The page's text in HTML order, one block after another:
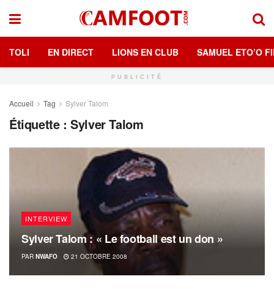
TOLI EN DIRECT LIONS EN CLUB SAMUEL ETO’O
PUBLICITÉ
Accueil Tag Sylver Talom
Étiquette :Sylver Talom
INTERVIEW
Sylver Talom : « Le football est un don »
PAR NWAFO 21 OCTOBRE 2008